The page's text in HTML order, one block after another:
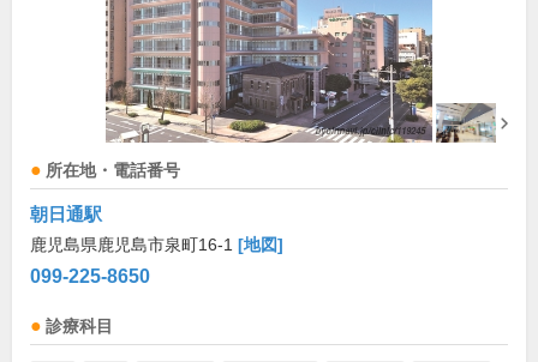
所在地・電話番号
朝日通駅
鹿児島県鹿児島市泉町16-1 [地図]
099-225-8650
診療科目